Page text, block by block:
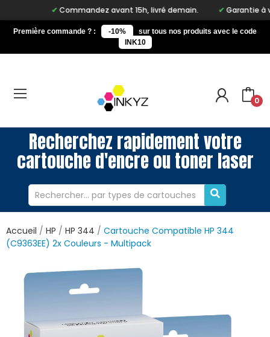
Commandez avant 15h, livré demain. Garantie à vie
Première commande ? : -10%
sur tous nos produits avec le code
INK10
0
Recherchez rapidement votre
cartouche d'encre ou toner laser
Accueil HP HP 344
Cartouche Compatible HP 344
(C9363EE) 2x Couleurs - Multipack